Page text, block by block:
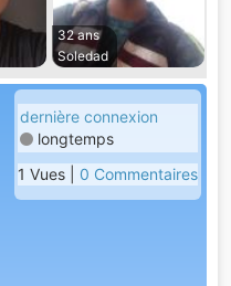
32 ans
Soledad
dernière connexion
longtemps
1 Vues | 0 Commentaires